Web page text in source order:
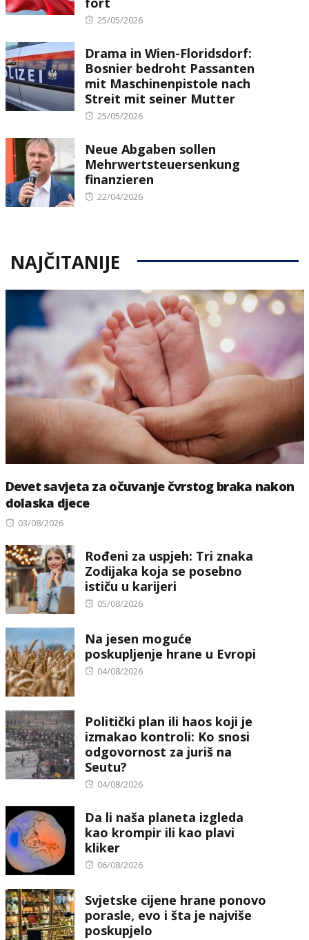
Posted
25/05/2026
Drama in Wien-Floridsdorf:
Bosnier bedroht Passanten
mit Maschinenpistole nach
Streit mit seiner Mutter
Posted
25/05/2026
Neue Abgaben sollen
Mehrwertsteuersenkung
finanzieren
Posted
22/04/2026
NAJČITANIJE
Devet savjeta za očuvanje čvrstog braka nakon
dolaska djece
Posted
03/08/2026
Rođeni za uspjeh: Tri znaka
Zodijaka koja se posebno
ističu u karijeri
Posted
05/08/2026
Na jesen moguće
poskupljenje hrane u Evropi
Posted
04/08/2026
Politički plan ili haos koji je
izmakao kontroli: Ko snosi
odgovornost za juriš na
Seutu?
Posted
04/08/2026
Da li naša planeta izgleda
kao krompir ili kao plavi
kliker
Posted
06/08/2026
Svjetske cijene hrane ponovo
porasle, evo i šta je najviše
poskupjelo